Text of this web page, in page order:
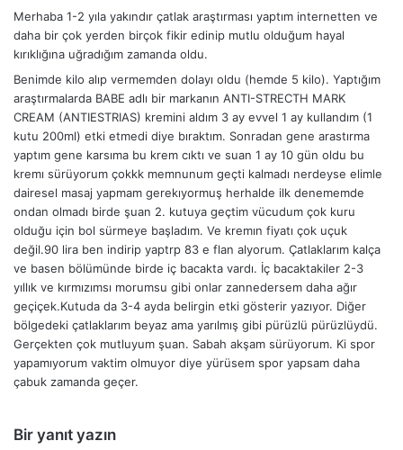
i
k
i
:
Merhaba 1-2 yıla yakındır çatlak araştırması yaptım internetten ve
daha bir çok yerden birçok fikir edinip mutlu olduğum hayal
kırıklığına uğradığım zamanda oldu.
Benimde kilo alıp vermemden dolayı oldu (hemde 5 kilo). Yaptığım
araştırmalarda BABE adlı bir markanın ANTI-STRECTH MARK
CREAM (ANTIESTRIAS) kremini aldım 3 ay evvel 1 ay kullandım (1
kutu 200ml) etki etmedi diye bıraktım. Sonradan gene arastırma
yaptım gene karsıma bu krem cıktı ve suan 1 ay 10 gün oldu bu
kremı sürüyorum çokkk memnunum geçti kalmadı nerdeyse elimle
dairesel masaj yapmam gerekıyormuş herhalde ilk denememde
ondan olmadı birde şuan 2. kutuya geçtim vücudum çok kuru
olduğu için bol sürmeye başladım. Ve kremın fiyatı çok uçuk
değil.90 lira ben indirip yaptrp 83 e flan alyorum. Çatlaklarım kalça
ve basen bölümünde birde iç bacakta vardı. İç bacaktakiler 2-3
yıllık ve kırmızımsı morumsu gibi onlar zannedersem daha ağır
geçiçek.Kutuda da 3-4 ayda belirgin etki gösterir yazıyor. Diğer
bölgedeki çatlaklarım beyaz ama yarılmış gibi pürüzlü pürüzlüydü.
Gerçekten çok mutluyum şuan. Sabah akşam sürüyorum. Ki spor
yapamıyorum vaktim olmuyor diye yürüsem spor yapsam daha
çabuk zamanda geçer.
Bir yanıt yazın